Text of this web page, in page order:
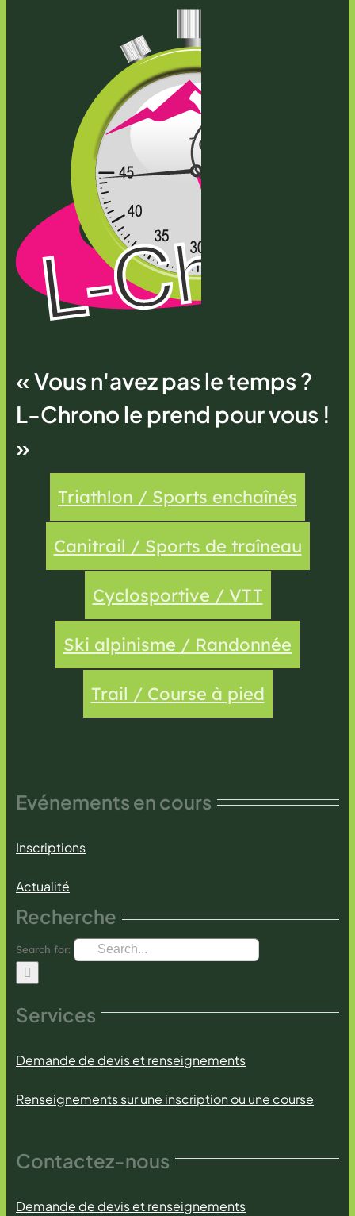
« Vous n'avez pas le temps ?
L-Chrono le prend pour vous !
»
Triathlon / Sports enchaînés
Canitrail / Sports de traîneau
Cyclosportive / VTT
Ski alpinisme / Randonnée
Trail / Course à pied
Evénements en cours
Inscriptions
Actualité
Recherche
Search for:
Services
Demande de devis et renseignements
Renseignements sur une inscription ou une course
Contactez-nous
Demande de devis et renseignements